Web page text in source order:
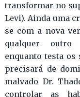
transformar no
Levi). Ainda uma
se com a nova
qualquer outro
enquanto testa os
precisará de
malvado Dr.
controlar as